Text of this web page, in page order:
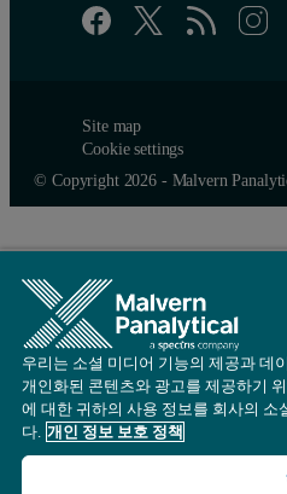
Site map
Cookie settings
© Copyright 2026 - Malvern
우리는 소셜 미디어 기능의 제공과 데
개인화된 콘텐츠와 광고를 제공하기
에 대한 귀하의 사용 정보를 회사의
다. 개인 정보 보호 정책